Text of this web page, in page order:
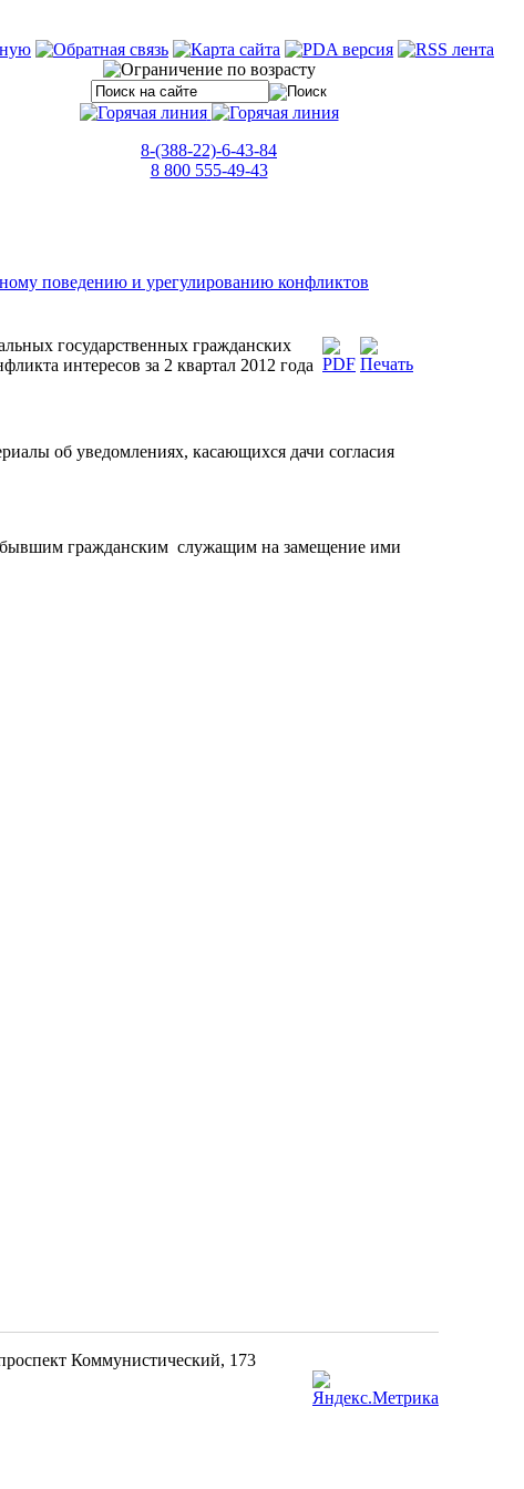
8-(388-22)-6-43-84
8 800 555-49-43
поведению и урегулированию конфликтов
государственных гражданских
интересов за 2 квартал 2012 года
об уведомлениях, касающихся дачи согласия
бывшим гражданским служащим на замещение ими
Коммунистический, 173